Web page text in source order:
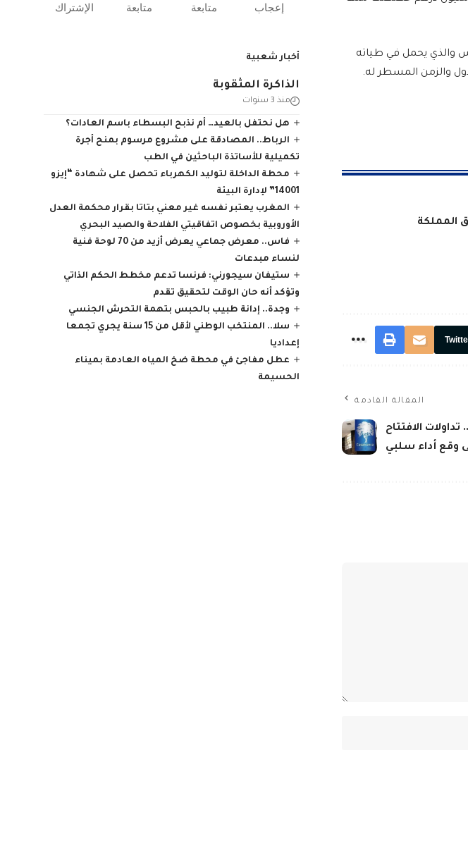
طرف أعضاء المجلس والذي يحمل في طياته
والزمن المسطر له.
المملكة
المقالة القادمة
تداولات الافتتاح
وقع أداء سلبي
إعجاب
متابعة
متابعة
الإشتراك
أخبار شعبية
الذاكرة المثقوبة
منذ 3 سنوات
هل نحتفل بالعيد… أم نذبح البسطاء باسم العادات؟
الرباط.. المصادقة على مشروع مرسوم بمنح أجرة
تكميلية للأساتذة الباحثين في الطب
محطة الداخلة لتوليد الكهرباء تحصل على شهادة “إيزو
14001” لإدارة البيئة
المغرب يعتبر نفسه غير معني بتاتا بقرار محكمة العدل
الأوروبية بخصوص اتفاقيتي الفلاحة والصيد البحري
فاس.. معرض جماعي يعرض أزيد من 70 لوحة فنية
لنساء مبدعات
ستيفان سيجورني: فرنسا تدعم مخطط الحكم الذاتي
وتؤكد أنه حان الوقت لتحقيق تقدم
وجدة.. إدانة طبيب بالحبس بتهمة التحرش الجنسي
سلا.. المنتخب الوطني لأقل من 15 سنة يجري تجمعا
إعداديا
عطل مفاجئ في محطة ضخ المياه العادمة بميناء
الحسيمة